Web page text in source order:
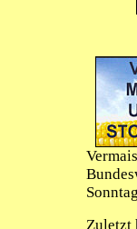
Zuletzt